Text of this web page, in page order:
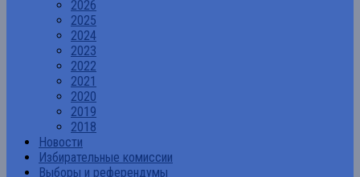
2026
2025
2024
2023
2022
2021
2020
2019
2018
Новости
Избирательные комиссии
Выборы и референдумы